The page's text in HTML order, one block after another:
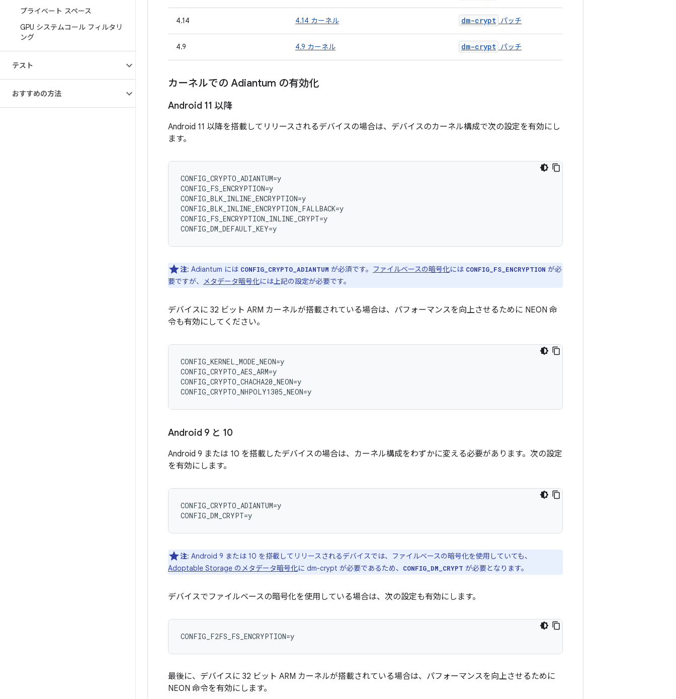
プライベート スペース
GPU システムコール フィルタリ
ング
テスト
おすすめの方法
4.14 4.14 カーネル dm-crypt パッチ
4.9 4.9 カーネル dm-crypt パッチ
カーネルでの Adiantum の有効化
Android 11 以降
Android 11 以降を搭載してリリースされるデバイスの場合は、デバイスのカーネル構成で次の設定を有効にし
ます。
CONFIG_CRYPTO_ADIANTUM=y
CONFIG_FS_ENCRYPTION=y
CONFIG_BLK_INLINE_ENCRYPTION=y
CONFIG_BLK_INLINE_ENCRYPTION_FALLBACK=y
CONFIG_FS_ENCRYPTION_INLINE_CRYPT=y
注: Adiantum には CONFIG_CRYPTO_ADIANTUM が必須です。 ファイルベースの暗号化には CONFIG_FS_ENCRYPTION が必
要ですが、
メタデータ暗号化には上記の設定が必要です。
デバイスに 32 ビット ARM カーネルが搭載されている場合は、パフォーマンスを向上させるために NEON 命
令も有効にしてください。
CONFIG_KERNEL_MODE_NEON=y
CONFIG_CRYPTO_AES_ARM=y
CONFIG_CRYPTO_CHACHA20_NEON=y
Android 9 と 10
Android 9 または 10 を搭載したデバイスの場合は、カーネル構成をわずかに変える必要があります。次の設定
を有効にします。
CONFIG_CRYPTO_ADIANTUM=y
注: Android 9 または 10 を搭載してリリースされるデバイスでは、ファイルベースの暗号化を使用していても、
Adoptable Storage のメタデータ暗号化に dm-crypt が必要であるため、 CONFIG_DM_CRYPT が必要となります。
デバイスでファイルベースの暗号化を使用している場合は、次の設定も有効にします。
最後に、デバイスに 32 ビット ARM カーネルが搭載されている場合は、パフォーマンスを向上させるために
NEON 命令を有効にします。